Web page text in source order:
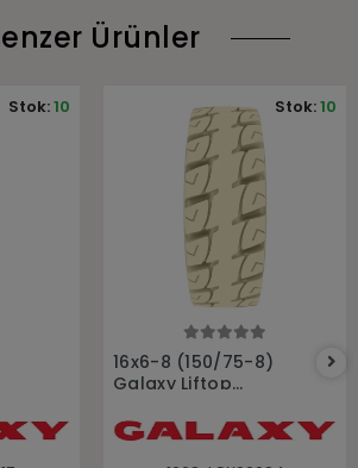
Ürünler
Stok:10
Sepete Ekle
16x6-8 (150/75-8)
Galaxy Liftop
Dolgu Forklift Lastiği
Stok:10